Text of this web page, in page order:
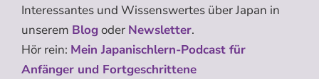
Interessantes und Wissenswertes über Japan in
unserem Blogoder Newsletter.
Hör rein: Mein Japanischlern-Podcast für
Anfänger und Fortgeschrittene